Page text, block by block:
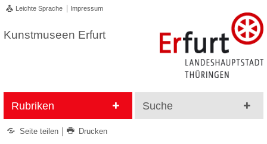
Leichte Sprache Impressum
Kunstmuseen Erfurt
Rubriken Suche
Seite teilen Drucken